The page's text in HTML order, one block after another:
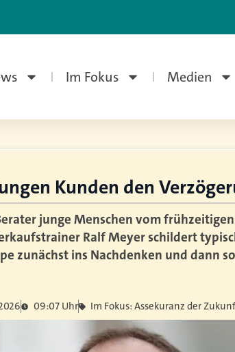
Im Fokus Medien
Kunden den
junge Menschen vom
Ralf Meyer schildert
zunächst ins Nachdenken und dann
09:07 Uhr Im Fokus: Assekuranz der